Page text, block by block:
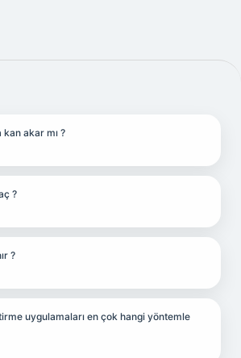
kan akar mı ?
?
?
uygulamaları en çok hangi yöntemle